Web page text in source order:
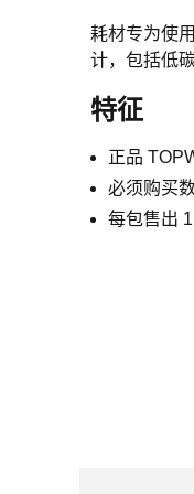
耗材专为使
计，包括低
特征
正品
必须购买
每包售出